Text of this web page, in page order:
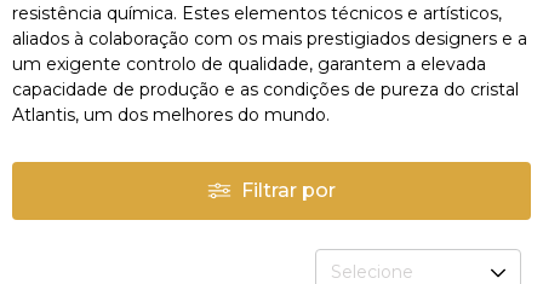
resistência química. Estes elementos técnicos e artísticos,
aliados à colaboração com os mais prestigiados designers e a
um exigente controlo de qualidade, garantem a elevada
capacidade de produção e as condições de pureza do cristal
Atlantis, um dos melhores do mundo.
Filtrar por
Selecione